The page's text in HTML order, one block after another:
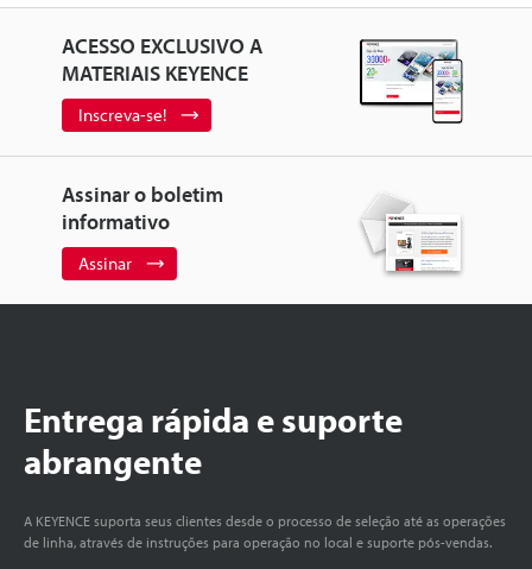
ACESSO EXCLUSIVO A
MATERIAIS KEYENCE
Inscreva-se!
Assinar o boletim
informativo
Assinar
Entrega rápida e suporte
abrangente
A KEYENCE suporta seus clientes desde o processo de seleção até as operações
de linha, através de instruções para operação no local e suporte pós-vendas.